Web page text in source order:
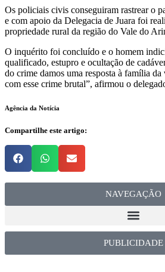
Os policiais civis conseguiram rastrear o
e com apoio da Delegacia de Juara foi
propriedade rural da região do Vale do
O inquérito foi concluído e o homem
qualificado, estupro e ocultação de
do crime damos uma resposta à família
com esse crime brutal”, afirmou o
Agência da Notícia
Compartilhe este artigo:
NAVEGAÇÃO
PUBLICIDADE